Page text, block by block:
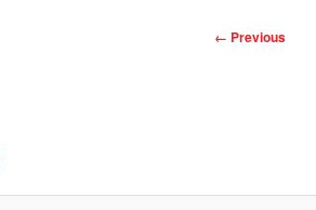
Image
← Previous